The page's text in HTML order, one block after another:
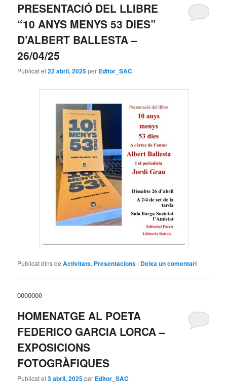
PRESENTACIÓ DEL LLIBRE
“10 ANYS MENYS 53 DIES”
D’ALBERT BALLESTA –
26/04/25
Publicat el22 abril, 2025per Editor_SAC
Publicat dins de Activitats, Presentacions | Deixa un comentari
0000000
HOMENATGE AL POETA
FEDERICO GARCIA LORCA –
EXPOSICIONS
FOTOGRÀFIQUES
Publicat el3 abril, 2025per Editor_SAC